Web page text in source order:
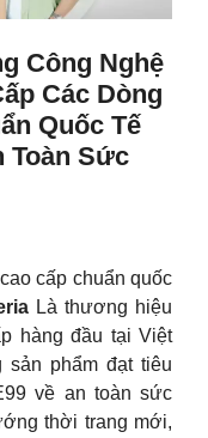
Công Nghệ
Các Dòng
Quốc Tế
Toàn Sức
cấp chuẩn quốc
Là thương hiệu
hàng đầu tại Việt
sản phẩm đạt tiêu
về an toàn sức
thời trang mới,